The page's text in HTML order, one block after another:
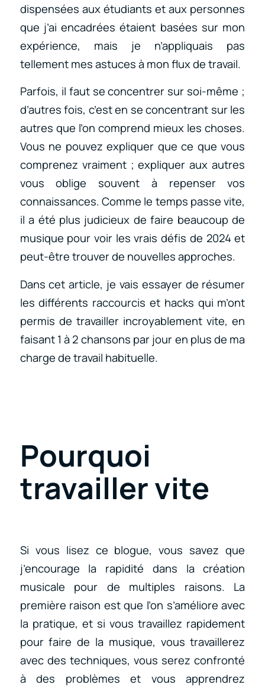
dispensées aux étudiants et aux personnes
que j’ai encadrées étaient basées sur mon
expérience, mais je n’appliquais pas
tellement mes astuces à mon flux de travail.
Parfois, il faut se concentrer sur soi-même ;
d’autres fois, c’est en se concentrant sur les
autres que l’on comprend mieux les choses.
Vous ne pouvez expliquer que ce que vous
comprenez vraiment ; expliquer aux autres
vous oblige souvent à repenser vos
connaissances. Comme le temps passe vite,
il a été plus judicieux de faire beaucoup de
musique pour voir les vrais défis de 2024 et
peut-être trouver de nouvelles approches.
Dans cet article, je vais essayer de résumer
les différents raccourcis et hacks qui m’ont
permis de travailler incroyablement vite, en
faisant 1 à 2 chansons par jour en plus de ma
charge de travail habituelle.
Pourquoi
travailler vite
Si vous lisez ce blogue, vous savez que
j’encourage la rapidité dans la création
musicale pour de multiples raisons. La
première raison est que l’on s’améliore avec
la pratique, et si vous travaillez rapidement
pour faire de la musique, vous travaillerez
avec des techniques, vous serez confronté
à des problèmes et vous apprendrez